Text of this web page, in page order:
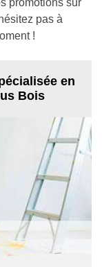
pas à
!
en
Bois